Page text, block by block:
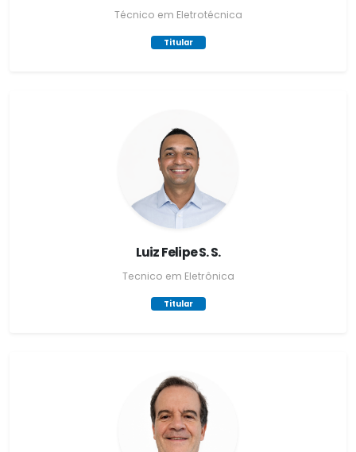
Técnico em Eletrotécnica
Titular
Luiz Felipe S. S.
Tecnico em Eletrônica
Titular